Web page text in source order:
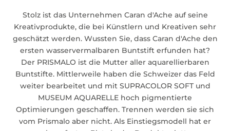
Stolz ist das Unternehmen Caran d'Ache auf seine
Kreativprodukte, die bei Künstlern und Kreativen sehr
geschätzt werden. Wussten Sie, dass Caran d'Ache den
ersten wasservermalbaren Buntstift erfunden hat?
Der PRISMALO ist die Mutter aller aquarellierbaren
Buntstifte. Mittlerweile haben die Schweizer das Feld
weiter bearbeitet und mit SUPRACOLOR SOFT und
MUSEUM AQUARELLE hoch pigmentierte
Optimierungen geschaffen. Trennen werden sie sich
vom Prismalo aber nicht. Als Einstiegsmodell hat er